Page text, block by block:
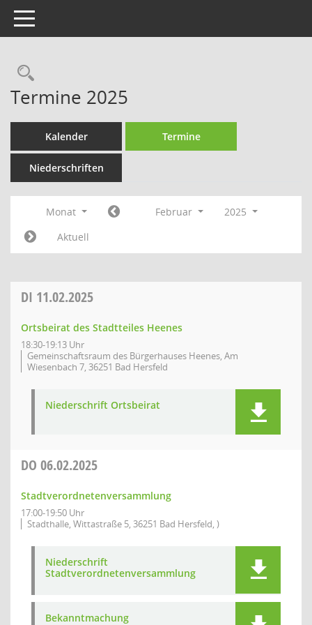
Toggle navigation
Rechercheauswahl
Termine 2025
Kalender Termine
Niederschriften
Monat Februar
2025
Aktuell
DI 11.02.2025
Ortsbeirat des Stadtteiles Heenes
18:30-19:13 Uhr
Gemeinschaftsraum des Bürgerhauses Heenes, Am
Wiesenbach 7, 36251 Bad Hersfeld
Niederschrift Ortsbeirat
DO 06.02.2025
Stadtverordnetenversammlung
17:00-19:50 Uhr
Stadthalle, Wittastraße 5, 36251 Bad Hersfeld, )
Niederschrift
Stadtverordnetenversammlung
Bekanntmachung